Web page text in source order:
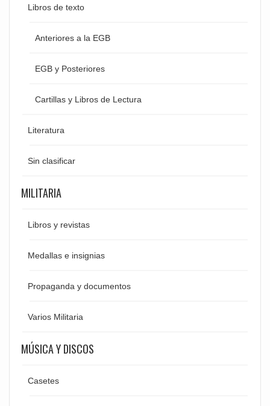
Libros de texto
Anteriores a la EGB
EGB y Posteriores
Cartillas y Libros de Lectura
Literatura
Sin clasificar
MILITARIA
Libros y revistas
Medallas e insignias
Propaganda y documentos
Varios Militaria
MÚSICA Y DISCOS
Casetes